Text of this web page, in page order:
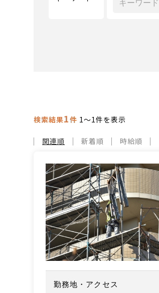
検索結果1件 1～1件を表示
関連順 新着順 時給順
勤務地・アクセス